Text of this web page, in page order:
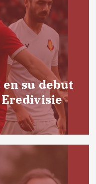
su debut